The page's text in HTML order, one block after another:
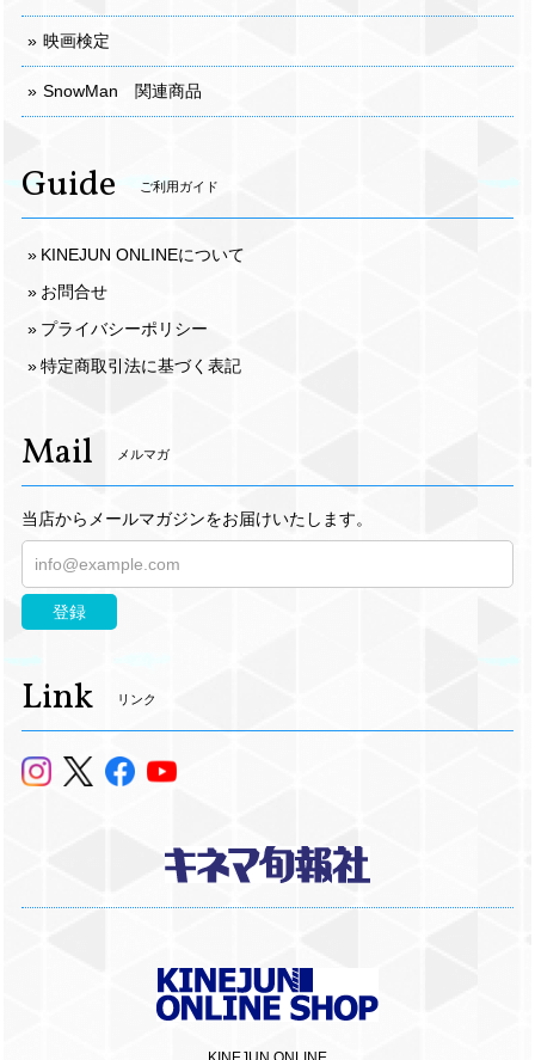
映画検定
SnowMan 関連商品
Guide ご利用ガイド
KINEJUN ONLINEについて
お問合せ
プライバシーポリシー
特定商取引法に基づく表記
Mail メルマガ
当店からメールマガジンをお届けいたします。
登録
Link リンク